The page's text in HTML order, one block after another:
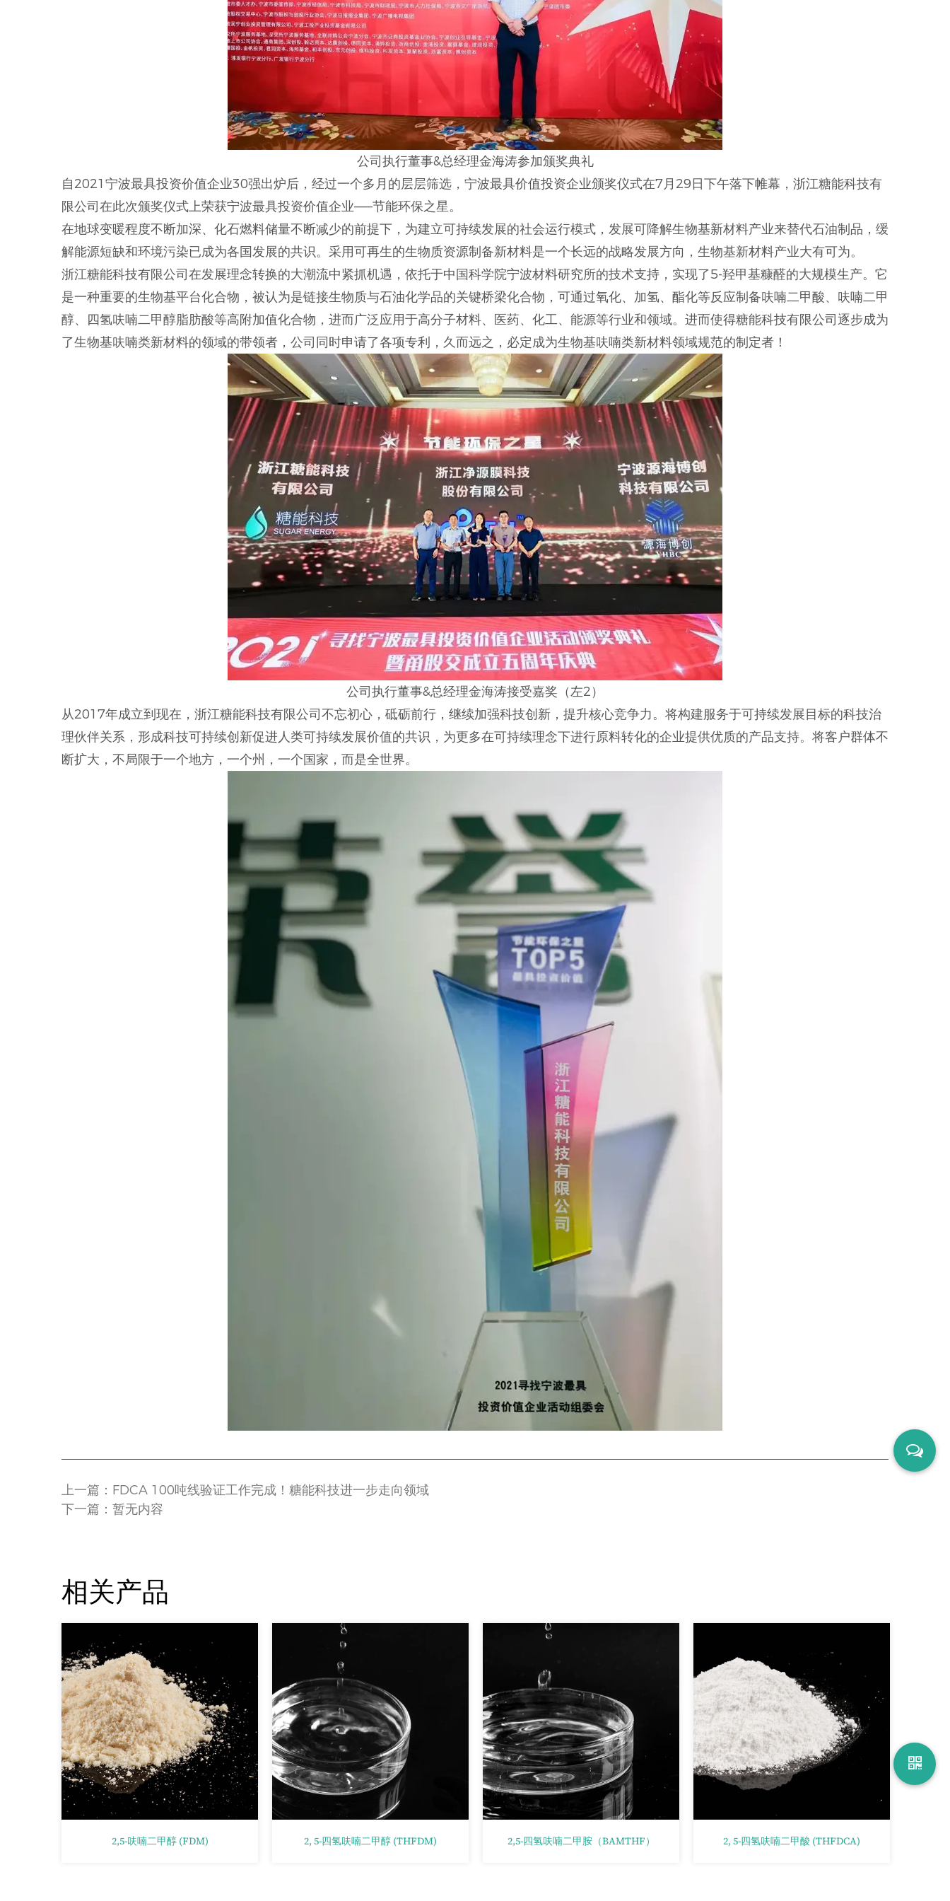
公司执行董事&总经理金海涛参加颁奖典礼
自2021宁波最具投资价值企业30强出炉后，经过一个多月的层层筛选，宁波最具价值投资企业颁奖仪式在7月29日下午落下帷幕，浙江糖能科技有
限公司在此次颁奖仪式上荣获宁波最具投资价值企业——节能环保之星。
在地球变暖程度不断加深、化石燃料储量不断减少的前提下，为建立可持续发展的社会运行模式，发展可降解生物基新材料产业来替代石油制品，缓
解能源短缺和环境污染已成为各国发展的共识。采用可再生的生物质资源制备新材料是一个长远的战略发展方向，生物基新材料产业大有可为。
浙江糖能科技有限公司在发展理念转换的大潮流中紧抓机遇，依托于中国科学院宁波材料研究所的技术支持，实现了5-羟甲基糠醛的大规模生产。它
是一种重要的生物基平台化合物，被认为是链接生物质与石油化学品的关键桥梁化合物，可通过氧化、加氢、酯化等反应制备呋喃二甲酸、呋喃二甲
醇、四氢呋喃二甲醇脂肪酸等高附加值化合物，进而广泛应用于高分子材料、医药、化工、能源等行业和领域。进而使得糖能科技有限公司逐步成为
了生物基呋喃类新材料的领域的带领者，公司同时申请了各项专利，久而远之，必定成为生物基呋喃类新材料领域规范的制定者！
公司执行董事&总经理金海涛接受嘉奖（左2）
从2017年成立到现在，浙江糖能科技有限公司不忘初心，砥砺前行，继续加强科技创新，提升核心竞争力。将构建服务于可持续发展目标的科技治
理伙伴关系，形成科技可持续创新促进人类可持续发展价值的共识，为更多在可持续理念下进行原料转化的企业提供优质的产品支持。将客户群体不
断扩大，不局限于一个地方，一个州，一个国家，而是全世界。
上一篇：FDCA 100吨线验证工作完成！糖能科技进一步走向领域
下一篇：暂无内容
相关产品
2,5-呋喃二甲醇 (FDM) 2, 5-四氢呋喃二甲醇 (THFDM) 2,5-四氢呋喃二甲胺（BAMTHF） 2, 5-四氢呋喃二甲酸 (THFDCA)